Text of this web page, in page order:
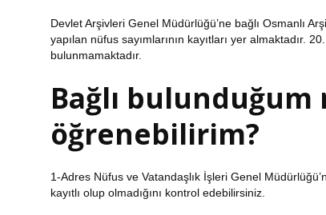
Devlet Arşivleri Genel Müdürlüğü’ne bağlı Osmanlı
yapılan nüfus sayımlarının kayıtları yer almaktadır.
bulunmamaktadır.
Bağlı
öğrenebilirim?
1-Adres Nüfus ve Vatandaşlık İşleri Genel
kayıtlı olup olmadığını kontrol edebilirsiniz.